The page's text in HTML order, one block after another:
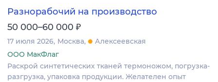
Разнорабочий на производство
50 000–60 000 ₽
17 июля 2026 Москва
Алексеевская
ООО МакФлаг
Раскрой синтетических тканей термоножом, погрузка-
разгрузка, упаковка продукции. Желателен опыт